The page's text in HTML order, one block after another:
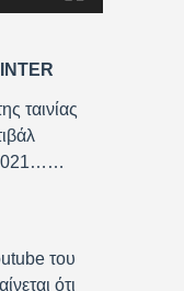
ταινίας
2021……
του
ότι